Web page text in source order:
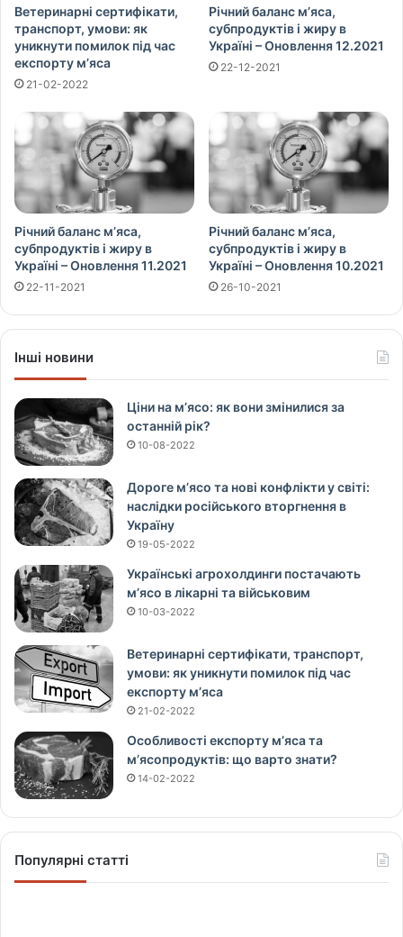
Ветеринарні сертифікати,
транспорт, умови: як
уникнути помилок під час
експорту м’яса
21-02-2022
Річний баланс м’яса,
субпродуктів і жиру в
Україні – Оновлення 12.2021
22-12-2021
Річний баланс м’яса,
субпродуктів і жиру в
Україні – Оновлення 11.2021
22-11-2021
Річний баланс м’яса,
субпродуктів і жиру в
Україні – Оновлення 10.2021
26-10-2021
Інші новини
Ціни на м’ясо: як вони змінилися за
останній рік?
10-08-2022
Дороге м’ясо та нові конфлікти у світі:
наслідки російського вторгнення в
Україну
19-05-2022
Українські агрохолдинги постачають
м’ясо в лікарні та військовим
10-03-2022
Ветеринарні сертифікати, транспорт,
умови: як уникнути помилок під час
експорту м’яса
21-02-2022
Особливості експорту м’яса та
м’ясопродуктів: що варто знати?
14-02-2022
Популярні статті